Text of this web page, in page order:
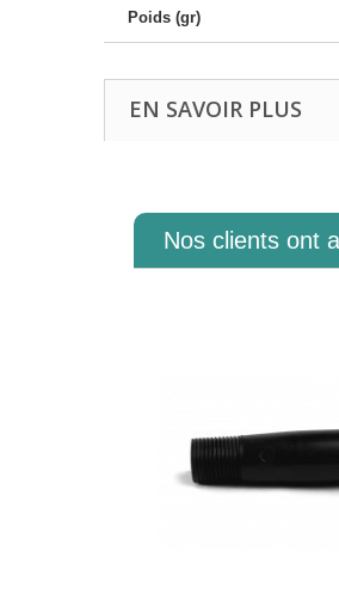
Poids (gr)
EN SAVOIR PLUS
Nos clients ont